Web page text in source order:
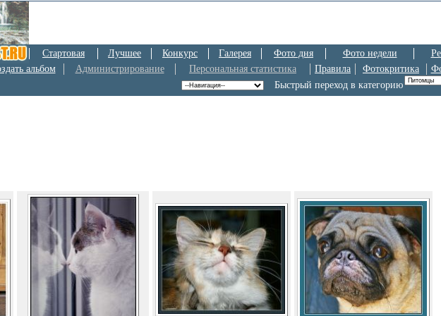
Стартовая Лучшее Конкурс Галерея Фото дня Фото недели
альбом Администрирование Персональная статистика Правила Фотокритика
Быстрый переход в категорию